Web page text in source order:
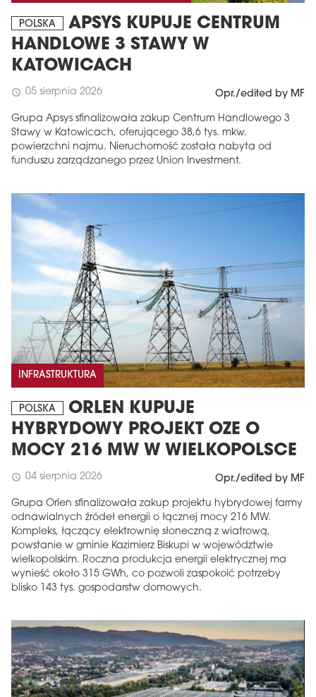
POLSKA
APSYS KUPUJE CENTRUM
HANDLOWE 3 STAWY W
KATOWICACH
schedule 05 sierpnia 2026 Opr./edited by MF
Grupa Apsys sfinalizowała zakup Centrum Handlowego 3
Stawy w Katowicach, oferującego 38,6 tys. mkw.
powierzchni najmu. Nieruchomość została nabyta od
funduszu zarządzanego przez Union Investment.
INFRASTRUKTURA
POLSKA
ORLEN KUPUJE
HYBRYDOWY PROJEKT OZE O
MOCY 216 MW W WIELKOPOLSCE
schedule 04 sierpnia 2026 Opr./edited by MF
Grupa Orlen sfinalizowała zakup projektu hybrydowej farmy
odnawialnych źródeł energii o łącznej mocy 216 MW.
Kompleks, łączący elektrownię słoneczną z wiatrową,
powstanie w gminie Kazimierz Biskupi w województwie
wielkopolskim. Roczna produkcja energii elektrycznej ma
wynieść około 315 GWh, co pozwoli zaspokoić potrzeby
blisko 143 tys. gospodarstw domowych.